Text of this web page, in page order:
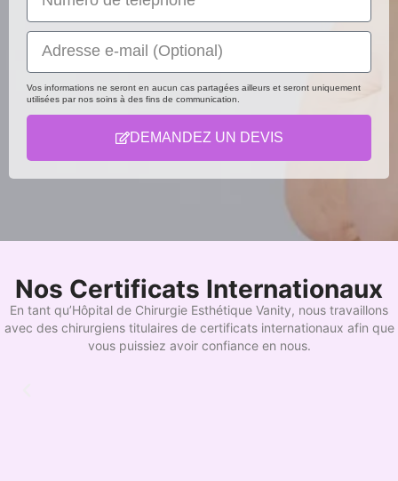
Vos informations ne seront en aucun cas partagées ailleurs et seront uniquement
utilisées par nos soins à des fins de communication.
DEMANDEZ UN DEVIS
Nos Certificats Internationaux
En tant qu’Hôpital de Chirurgie Esthétique Vanity, nous travaillons
avec des chirurgiens titulaires de certificats internationaux afin que
vous puissiez avoir confiance en nous.